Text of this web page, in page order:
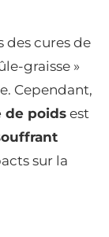
des cures de
graisse »
Cependant,
de poidsest
sur la